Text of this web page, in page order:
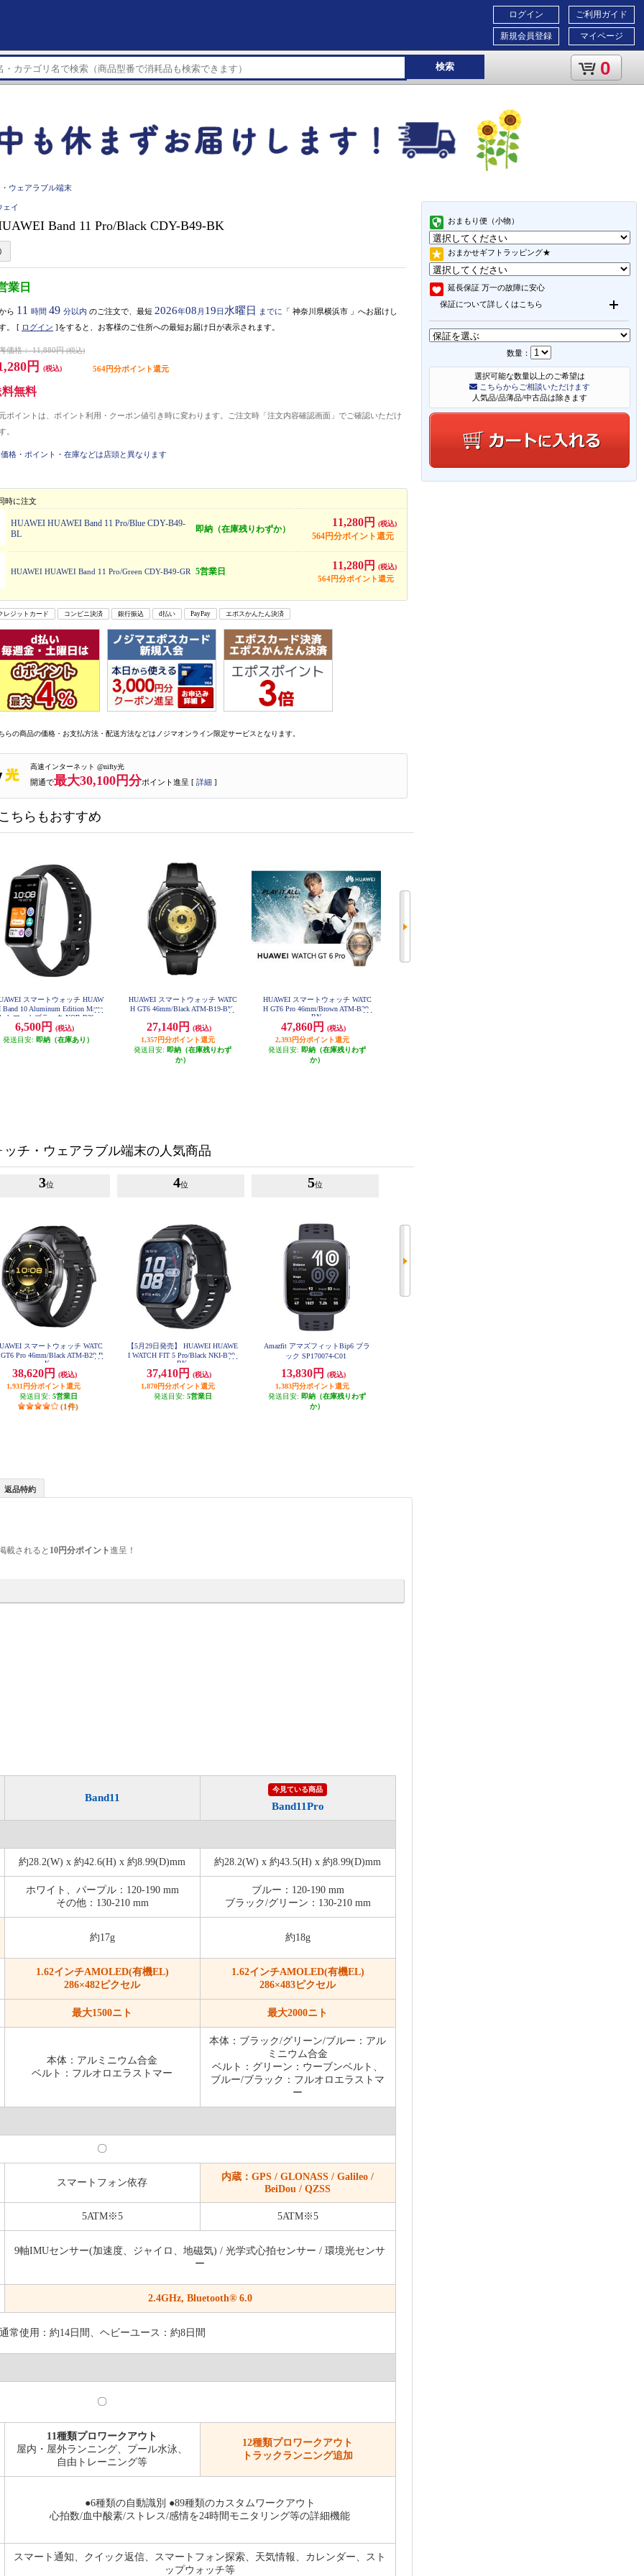
ご利用ガイド
マイページ
ログイン
新規会員登録
検索 0
ウェアラブル端末
おまもり便（小物）
おまかせギフトラッピング★
延長保証 万一の故障に安心
保証について詳しくはこちら
数量：
選択可能な数量以上のご希望は
こちらからご相談いただけます
人気品/品薄品/中古品は除きます
ェイ
Band 11 Pro/Black CDY-B49-BK
業日
ら 11 時間 49 分以内 のご注文で、最短 2026年08 月 19日 水曜日 までに 「 神奈川県横浜市 」 へお届けし
。 [ ログイン ]をすると、お客様のご住所への最短お届け日が表示されます。
価格： 11,880円(税込)
円 (税込) 564円分ポイント還元
料無料
ポイントは、ポイント利用・クーポン値引き時に変わります。ご注文時「注文内容確認画面」でご確認いただけ
。
価格・ポイント・在庫などは店頭と異なります
時に注文
HUAWEI HUAWEI Band 11 Pro/Blue CDY-B49-
BL
即納（在庫残りわずか）
11,280円 (税込)
564円分ポイント還元
HUAWEI HUAWEI Band 11 Pro/Green CDY-B49-GR 5営業日 11,280円 (税込)
564円分ポイント還元
レジットカード コンビニ決済 銀行振込 d払い PayPay エポスかんたん決済
らの商品の価格・お支払方法・配送方法などはノジマオンライン限定サービスとなります。
高速インターネット @nifty光
開通で最大30,100円分ポイント進呈 [ 詳細 ]
ちらもおすすめ
スマートウォッチ HUAW
Band 10 Aluminum Edition Matte
マットブラック NOR-B29-B
K
6,500円
(税込)
発送目安: 即納（在庫あり）
HUAWEI スマートウォッチ WATC
H GT6 46mm/Black ATM-B19-BK
27,140円
(税込)
1,357円分ポイント還元
発送目安: 即納（在庫残りわず
か）
HUAWEI スマートウォッチ WATC
H GT6 Pro 46mm/Brown ATM-B29-
BN
47,860円
(税込)
2,393円分ポイント還元
発送目安: 即納（在庫残りわず
か）
チ・ウェアラブル端末の人気商品
3位
スマートウォッチ WATC
Pro 46mm/Black ATM-B29-B
K
38,620円
(税込)
1,931円分ポイント還元
発送目安: 5営業日
(1件)
4位
【5月29日発売】 HUAWEI HUAWE
I WATCH FIT 5 Pro/Black NKI-B29-
BK
37,410円
(税込)
1,870円分ポイント還元
発送目安: 5営業日
5位
Amazfit アマズフィットBip6 ブラ
ック SP170074-C01
13,830円
(税込)
1,383円分ポイント還元
発送目安: 即納（在庫残りわず
か）
返品特約
載されると 10円分ポイント進呈！
Band11
今見ている商品
Band11Pro
約28.2(W) x 約42.6(H) x 約8.99(D)mm 約28.2(W) x 約43.5(H) x 約8.99(D)mm
ホワイト、パープル：120-190 mm
その他：130-210 mm
ブルー：120-190 mm
ブラック/グリーン：130-210 mm
約17g 約18g
1.62インチAMOLED(有機EL)
286×482ピクセル
1.62インチAMOLED(有機EL)
286×483ピクセル
最大1500ニト 最大2000ニト
本体：アルミニウム合金
ベルト：フルオロエラストマー
本体：ブラック/グリーン/ブルー：アル
ミニウム合金
ベルト：グリーン：ウーブンベルト、
ブルー/ブラック：フルオロエラストマ
ー
〇
スマートフォン依存
内蔵：GPS / GLONASS / Galileo /
BeiDou / QZSS
5ATM※5 5ATM※5
9軸IMUセンサー(加速度、ジャイロ、地磁気) / 光学式心拍センサー / 環境光センサ
ー
2.4GHz, Bluetooth® 6.0
常使用：約14日間、ヘビーユース：約8日間
〇
11種類プロワークアウト
屋内・屋外ランニング、プール水泳、
自由トレーニング等
12種類プロワークアウト
トラックランニング追加
●6種類の自動識別 ●89種類のカスタムワークアウト
心拍数/血中酸素/ストレス/感情を24時間モニタリング等の詳細機能
スマート通知、クイック返信、スマートフォン探索、天気情報、カレンダー、スト
ップウォッチ等